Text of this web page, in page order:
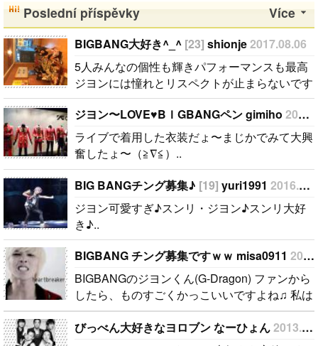
個性も輝きパ
フォーマンス
も最高 ジヨ
ンには憧れと
リスペクトが
止まらないで
す 今年の夏
念願だったD
olce.beta .pe
nsionにgo! ス
タッフさんや
ジヨンアッパ
に優しく迎え
て貰い very h
appyな時間
でした(o^^o)
東京ドーム1
人参戦なので
友達出来ると
よいな♪♪..
BIGBANGが
好きな人、
色々と話しま
せんか？？..
ジヨン♪スン
リ大好き♪..
Více
Poslední příspěvky
BIGBANG大好き^_^ [23] shionje2017.08.06
5人みんなの個性も輝きパフォーマンスも最高
ジヨンには憧れとリスペクトが止まらないです
今年の夏念願だったDolce.beta .pensionにgo!
スタッフさんやジヨンアッパに優しく迎えて貰
い very happyな時間でした(o^^o) 東京ドーム1
人参戦なので 友達出来るとよいな♪♪..
ジヨン〜LOVE♥️BＩGBANGペン gimiho 2014.06.21
ライブで着用した衣装だょ〜まじかでみて大興
奮したょ〜（≧∇≦）..
BIG BANGチング募集♪ [19] yuri1991 2016.05.04
ジヨン可愛すぎ♪スンリ・ジヨン♪スンリ大好
き♪..
BIGBANG チング募集ですｗｗ misa0911 2012.07.25
BIGBANGのジヨンくん(G-Dragon) ファンから
したら、ものすごくかっこいいですよね♫ 私は
BIGBANGが、k-pop流行る前から好きで、よく
聴いてましたｗ 今でも、聴いていますｗｗ そ
びっべん大好きなヨロブン なーひょん 2013.12.13